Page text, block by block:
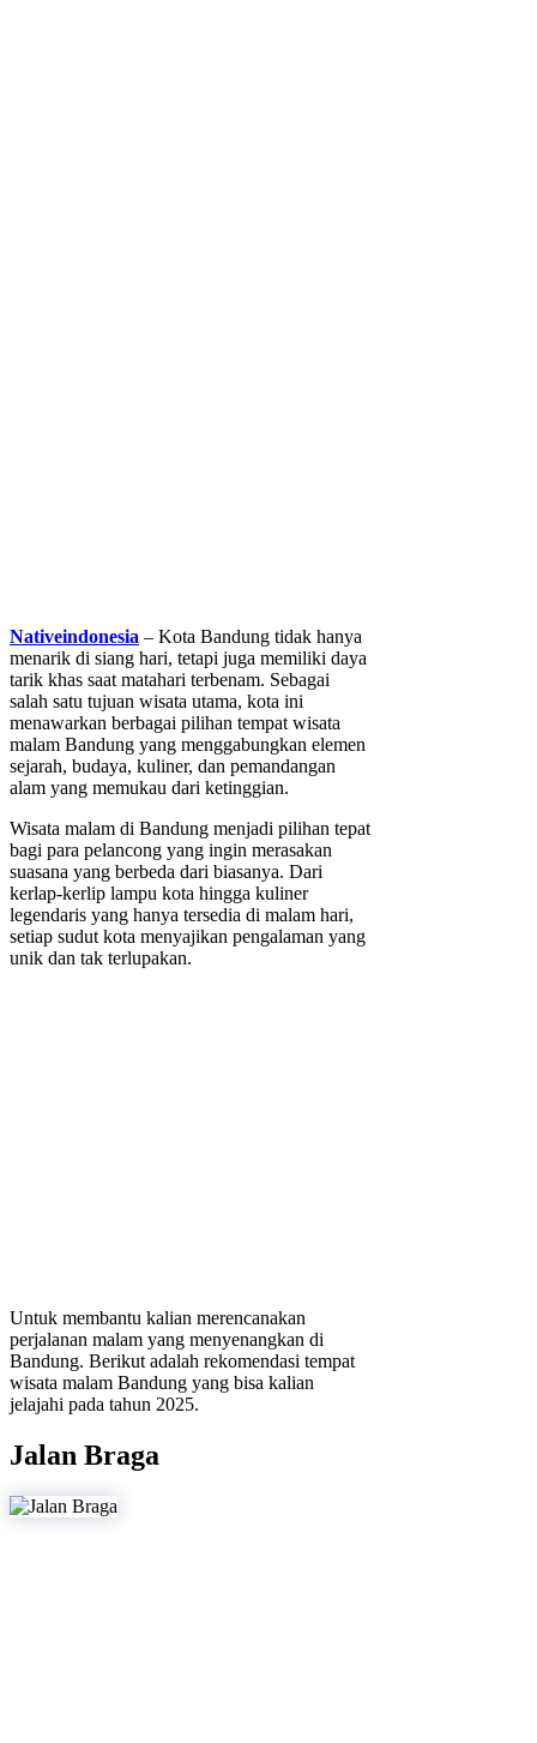
Nativeindonesia – Kota Bandung tidak hanya
menarik di siang hari, tetapi juga memiliki daya
tarik khas saat matahari terbenam. Sebagai
salah satu tujuan wisata utama, kota ini
menawarkan berbagai pilihan tempat wisata
malam Bandung yang menggabungkan elemen
sejarah, budaya, kuliner, dan pemandangan
alam yang memukau dari ketinggian.
Wisata malam di Bandung menjadi pilihan tepat
bagi para pelancong yang ingin merasakan
suasana yang berbeda dari biasanya. Dari
kerlap-kerlip lampu kota hingga kuliner
legendaris yang hanya tersedia di malam hari,
setiap sudut kota menyajikan pengalaman yang
unik dan tak terlupakan.
Untuk membantu kalian merencanakan
perjalanan malam yang menyenangkan di
Bandung. Berikut adalah rekomendasi tempat
wisata malam Bandung yang bisa kalian
jelajahi pada tahun 2025.
Jalan Braga